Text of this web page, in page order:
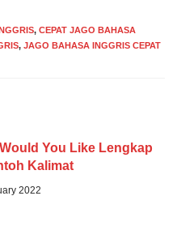
, CEPAT JAGO BAHASA
, JAGO BAHASA INGGRIS CEPAT
You Like Lengkap
Kalimat
2022